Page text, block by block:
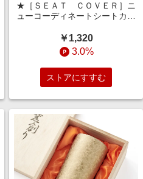
★［ＳＥＡＴ ＣＯＶＥＲ］ニ
ューコーディネートシートカバ
￥1,320
3.0%
ストアにすすむ